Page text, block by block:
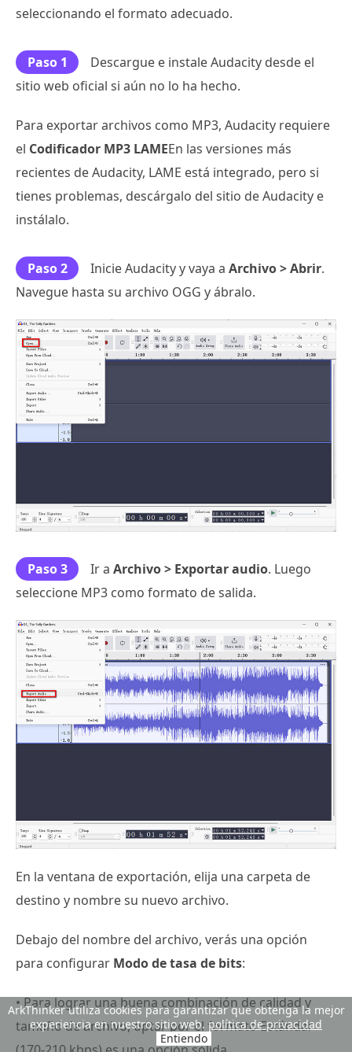
seleccionando el formato adecuado.
Paso 1
Descargue e instale Audacity desde el
sitio web oficial si aún no lo ha hecho.
Para exportar archivos como MP3, Audacity requiere
el Codificador MP3 LAMEEn las versiones más
recientes de Audacity, LAME está integrado, pero si
tienes problemas, descárgalo del sitio de Audacity e
instálalo.
Paso 2 Inicie Audacity y vaya a Archivo > Abrir.
Navegue hasta su archivo OGG y ábralo.
Paso 3 Ir a Archivo > Exportar audio. Luego
seleccione MP3 como formato de salida.
En la ventana de exportación, elija una carpeta de
destino y nombre su nuevo archivo.
Debajo del nombre del archivo, verás una opción
para configurar Modo de tasa de bits:
• Para lograr una buena combinación de calidad y
tamaño de archivo, optar por el formato Estándar
ArkThinker utiliza cookies para garantizar que obtenga la mejor
experiencia en nuestro sitio web.política de privacidad
Entiendo